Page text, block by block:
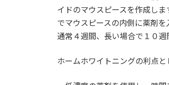
イドのマウスピースを作成し
でマウスピースの内側に薬剤
通常４週間、長い場合で１０週
ホームホワイトニングの利点と